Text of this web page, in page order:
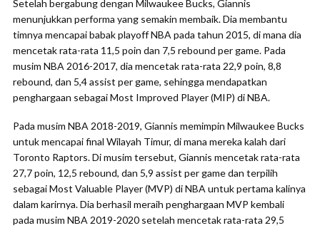
Setelah bergabung dengan Milwaukee Bucks, Giannis
menunjukkan performa yang semakin membaik. Dia membantu
timnya mencapai babak playoff NBA pada tahun 2015, di mana dia
mencetak rata-rata 11,5 poin dan 7,5 rebound per game. Pada
musim NBA 2016-2017, dia mencetak rata-rata 22,9 poin, 8,8
rebound, dan 5,4 assist per game, sehingga mendapatkan
penghargaan sebagai Most Improved Player (MIP) di NBA.
Pada musim NBA 2018-2019, Giannis memimpin Milwaukee Bucks
untuk mencapai final Wilayah Timur, di mana mereka kalah dari
Toronto Raptors. Di musim tersebut, Giannis mencetak rata-rata
27,7 poin, 12,5 rebound, dan 5,9 assist per game dan terpilih
sebagai Most Valuable Player (MVP) di NBA untuk pertama kalinya
dalam karirnya. Dia berhasil meraih penghargaan MVP kembali
pada musim NBA 2019-2020 setelah mencetak rata-rata 29,5